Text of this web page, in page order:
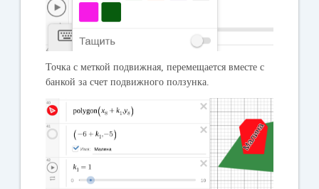
Точка с меткой подвижная, перемещается вместе с
банкой за счет подвижного ползунка.